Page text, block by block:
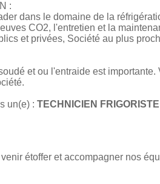
:
dans le domaine de la
CO2, l'entretien et la
et privées, Société au plus
et ou l'entraide est
un(e) : TECHNICIEN
étoffer et accompagner nos